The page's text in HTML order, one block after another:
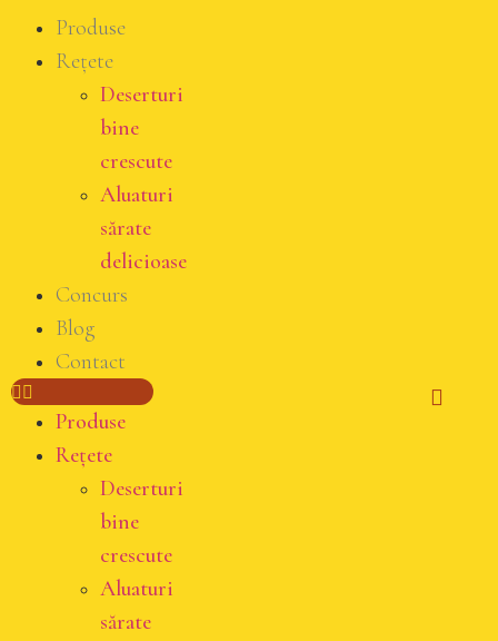
Produse
Rețete
Deserturi
bine
crescute
Aluaturi
sărate
delicioase
Concurs
Blog
Contact
Produse
Rețete
Deserturi
bine
crescute
Aluaturi
sărate